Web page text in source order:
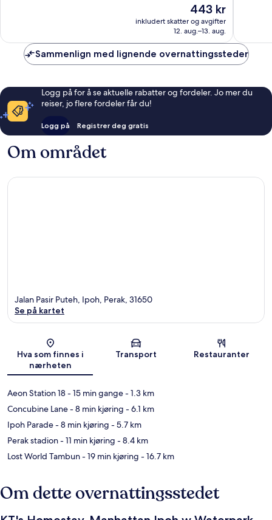
Prisen
443 kr
443 kr
inkludert skatter og avgifter
12. aug.–13. aug.
Sammenlign med lignende overnattingssteder
Logg på for å se aktuelle rabatter og fordeler. Jo mer du
reiser, jo flere fordeler får du!
Logg på Registrer deg gratis
Om området
Kart
Jalan Pasir Puteh, Ipoh, Perak, 31650
Se på kartet
Hva som finnes i
nærheten
Transport Restauranter
Aeon Station 18- 15 min gange- 1.3 km
Concubine Lane- 8 min kjøring - 6.1 km
Ipoh Parade- 8 min kjøring - 5.7 km
Perak stadion- 11 min kjøring - 8.4 km
Lost World Tambun- 19 min kjøring - 16.7 km
Om dette overnattingsstedet